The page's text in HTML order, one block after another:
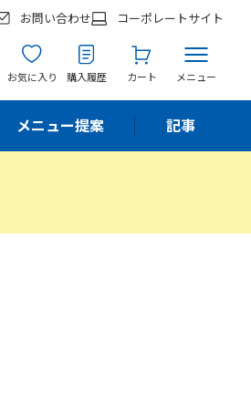
お問い合わせ コーポレートサイト
お気に入り 購入履歴 カート メニュー
メニュー提案 記事